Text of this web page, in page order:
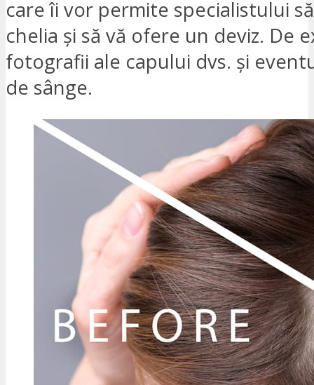
care îi vor permite specialistului
chelia și să vă ofere un deviz. De
fotografii ale capului dvs. și
de sânge.